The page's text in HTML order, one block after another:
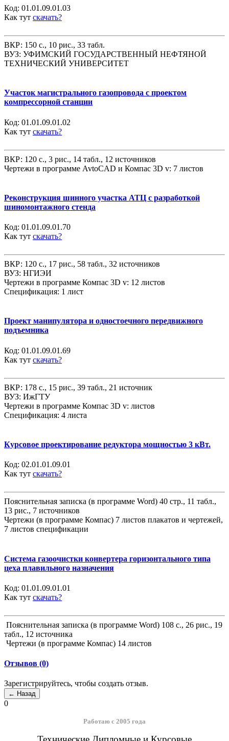
Код: 01.01.09.01.03
Как тут скачать?
ВКР: 150 с., 10 рис., 33 табл.
ВУЗ: УФИМСКИЙ ГОСУДАРСТВЕННЫЙ НЕФТЯНОЙ
ТЕХНИЧЕСКИЙ УНИВЕРСИТЕТ
Участок магистрального газопровода с проектом
компрессорной станции
Код: 01.01.09.01.02
Как тут скачать?
ВКР: 120 с., 3 рис., 14 табл., 12 источников
Чертежи в программе AvtoCAD и Компас 3D v: 7 листов
Реконструкция шинного участка АТЦ с разработкой
шиномонтажного стенда
Код: 01.01.09.01.70
Как тут скачать?
ВКР: 120 с., 17 рис., 58 табл., 32 источников
ВУЗ: НГИЭИ
Чертежи в программе Компас 3D v: 12 листов
Спецификация: 1 лист
Проект манипулятора и одностоечного передвижного
подъемника
Код: 01.01.09.01.69
Как тут скачать?
ВКР: 178 с., 15 рис., 39 табл., 21 источник
ВУЗ: ИжГТУ
Чертежи в программе Компас 3D v: листов
Спецификация: 4 листа
Курсовое проектирование редуктора мощностью 3 кВт.
Код: 02.01.01.09.01
Как тут скачать?
Пояснительная записка (в программе Word) 40 стр., 11 табл.,
13 рис., 7 источников
Чертежи (в программе Компас) 7 листов плакатов и чертежей,
7 листов спецификации
Система газоочистки конвертера горизонтального типа
цеха плавильного назначения
Код: 01.01.09.01.01
Как тут скачать?
Пояснительная записка (в программе Word) 108 с., 26 рис., 19
табл., 12 источника
Чертежи (в программе Компас) 14 листов
Отзывов (0)
Зарегистрируйтесь, чтобы создать отзыв.
0
Работаю с 2005 года